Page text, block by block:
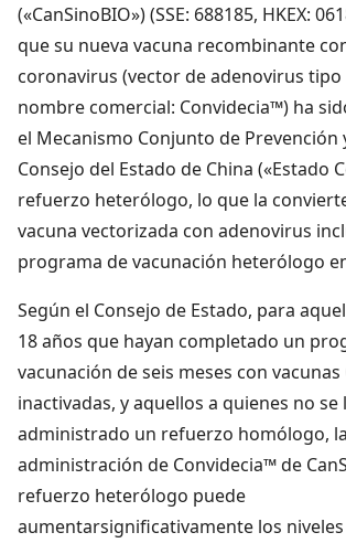
(«CanSinoBIO») (SSE: 688185, HKEX:
que su nueva vacuna recombinante
coronavirus (vector de adenovirus tipo
nombre comercial: Convidecia™) ha
el Mecanismo Conjunto de Prevención
Consejo del Estado de China («Estado
refuerzo heterólogo, lo que la
vacuna vectorizada con adenovirus
programa de vacunación heterólogo
Según el Consejo de Estado, para
18 años que hayan completado un
vacunación de seis meses con vacunas
inactivadas, y aquellos a quienes no se
administrado un refuerzo homólogo, la
administración de Convidecia™ de
refuerzo heterólogo puede
aumentarsignificativamente los